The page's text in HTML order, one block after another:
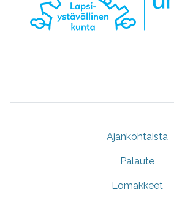
Ajankohtaista
Palaute
Lomakkeet